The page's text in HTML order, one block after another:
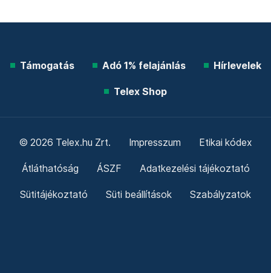
Támogatás Adó 1% felajánlás Hírlevelek
Telex Shop
© 2026 Telex.hu Zrt. Impresszum Etikai kódex
Átláthatóság ÁSZF Adatkezelési tájékoztató
Sütitájékoztató Süti beállítások Szabályzatok